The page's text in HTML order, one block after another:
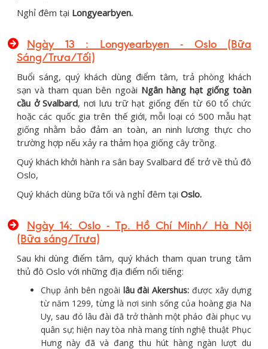
Nghỉ đêm tại Longyearbyen.
Ngày 13 : Longyearbyen - Oslo (Bữa
Sáng/Trưa/Tối)
Buổi sáng, quý khách dùng điểm tâm, trả phòng khách
sạn và tham quan bên ngoài Ngân hàng hạt giống toàn
cầu ở Svalbard, nơi lưu trữ hạt giống đến từ 60 tổ chức
hoặc các quốc gia trên thế giới, mỗi loại có 500 mẫu hạt
giống nhằm bảo đảm an toàn, an ninh lương thực cho
trường hợp nếu xảy ra thảm họa giống cây trồng.
Quý khách khởi hành ra sân bay Svalbard để trở về thủ đô
Oslo,
Quý khách dùng bữa tối và nghỉ đêm tại Oslo.
Ngày 14: Oslo - Tp. Hồ Chí Minh/ Hà Nội
(Bữa sáng/Trưa)
Sau khi dùng điểm tâm, quý khách tham quan trung tâm
thủ đô Oslo với những địa điểm nổi tiếng:
Chụp ảnh bên ngoài lâu đài Akershus: được xây dựng
từ năm 1299, từng là nơi sinh sống của hoàng gia Na
Uy, sau đó lâu đài đã trở thành một pháo đài phục vụ
quân sự; hiện nay tòa nhà mang tính nghệ thuật Phục
Hưng này đã và đang thu hút hàng ngàn lượt du